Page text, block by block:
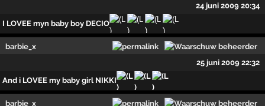
24 juni 2009 20:34
I LOVEE myn baby boy DECIO
barbie_x
25 juni 2009 22:32
And i LOVEE my baby girl NIKKI
barbie_x